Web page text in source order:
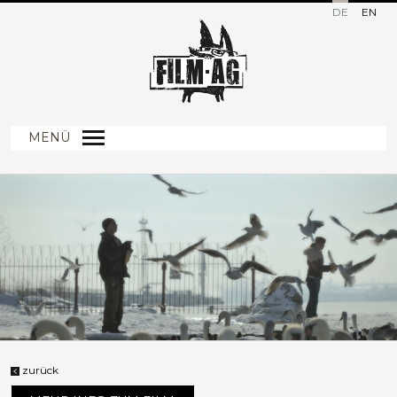
DE EN
MENÜ
zurück